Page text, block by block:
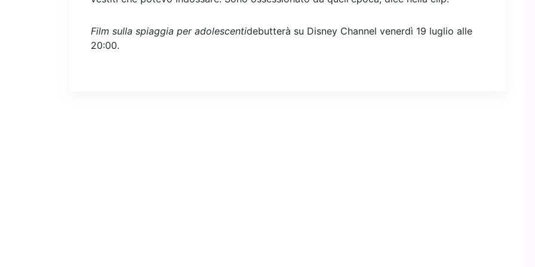
Film sulla spiaggia per adolescentidebutterà su Disney Channel venerdì 19 luglio alle
20:00.